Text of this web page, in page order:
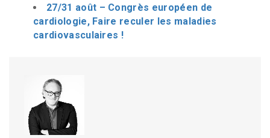
27/31 août – Congrès européen de
cardiologie, Faire reculer les maladies
cardiovasculaires !